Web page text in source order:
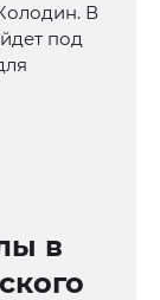
В
под
в